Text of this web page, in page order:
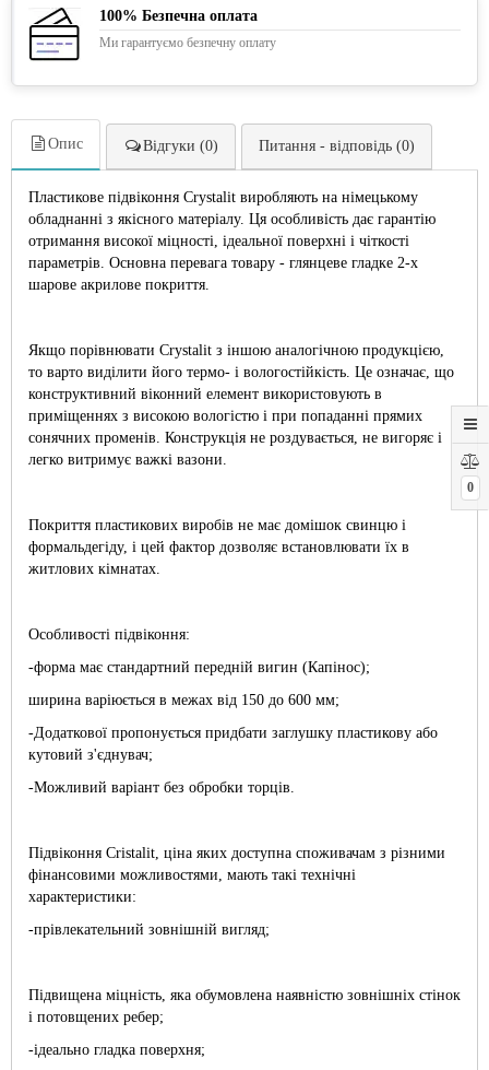
0
100% Безпечна оплата
Ми гарантуємо безпечну оплату
Опис Відгуки (0) Питання - відповідь (0)
Пластикове підвіконня Crystalit виробляють на німецькому
обладнанні з якісного матеріалу. Ця особливість дає гарантію
отримання високої міцності, ідеальної поверхні і чіткості
параметрів. Основна перевага товару - глянцеве гладке 2-х
шарове акрилове покриття.
Якщо порівнювати Crystalit з іншою аналогічною продукцією,
то варто виділити його термо- і вологостійкість. Це означає, що
конструктивний віконний елемент використовують в
приміщеннях з високою вологістю і при попаданні прямих
сонячних променів. Конструкція не роздувається, не вигоряє і
легко витримує важкі вазони.
Покриття пластикових виробів не має домішок свинцю і
формальдегіду, і цей фактор дозволяє встановлювати їх в
житлових кімнатах.
Особливості підвіконня:
-форма має стандартний передній вигин (Капінос);
ширина варіюється в межах від 150 до 600 мм;
-Додаткової пропонується придбати заглушку пластикову або
кутовий з'єднувач;
-Можливий варіант без обробки торців.
Підвіконня Cristalit, ціна яких доступна споживачам з різними
фінансовими можливостями, мають такі технічні
характеристики:
-прівлекательний зовнішній вигляд;
Підвищена міцність, яка обумовлена наявністю зовнішніх стінок
і потовщених ребер;
-ідеально гладка поверхня;